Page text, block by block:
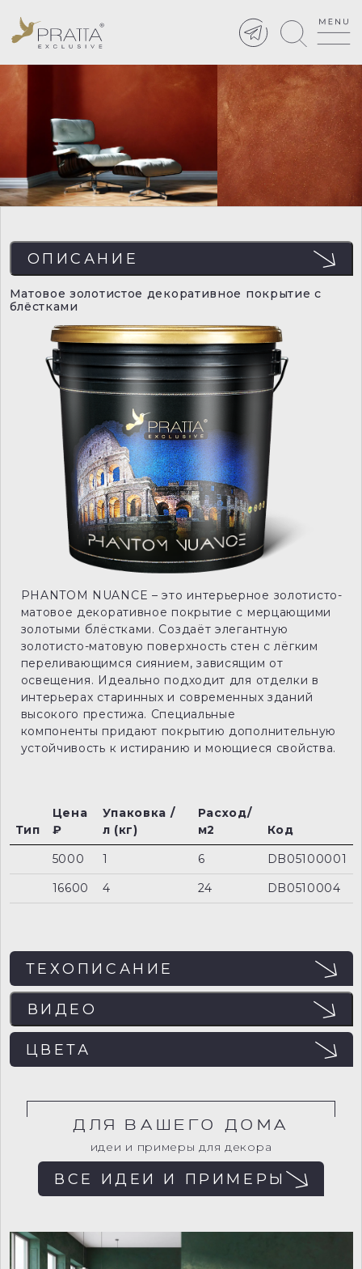
ОПИСАНИЕ
Матовое золотистое декоративное покрытие с
блёстками
PHANTOM NUANCE – это интерьерное золотисто-
матовое декоративное покрытие с мерцающими
золотыми блёстками. Создаёт элегантную
золотисто-матовую поверхность стен с лёгким
переливающимся сиянием, зависящим от
освещения. Идеально подходит для отделки в
интерьерах старинных и современных зданий
высокого престижа. Специальные
компоненты придают покрытию дополнительную
устойчивость к истиранию и моющиеся свойства.
Тип
Цена
₽
Упаковка /
л (кг)
Расход/
м2
Код
5000
1 6
DB05100001
16600
4 24 DB0510004
ТЕХОПИСАНИЕ
ВИДЕО
ЦВЕТА
ДЛЯ ВАШЕГО ДОМА
идеи и примеры для декора
ВСЕ ИДЕИ И ПРИМЕРЫ